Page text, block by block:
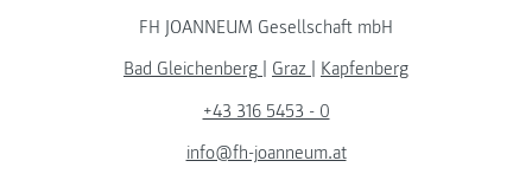
FH JOANNEUM Gesellschaft mbH
Bad Gleichenberg
Graz
Kapfenberg
+43 316 5453 - 0
info@fh-joanneum.at